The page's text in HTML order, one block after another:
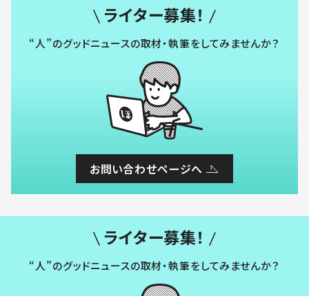
ライター募集！
“人”のグッドニュースの取材・執筆をしてみませんか？
お問い合わせページへ
ライター募集！
“人”のグッドニュースの取材・執筆をしてみませんか？